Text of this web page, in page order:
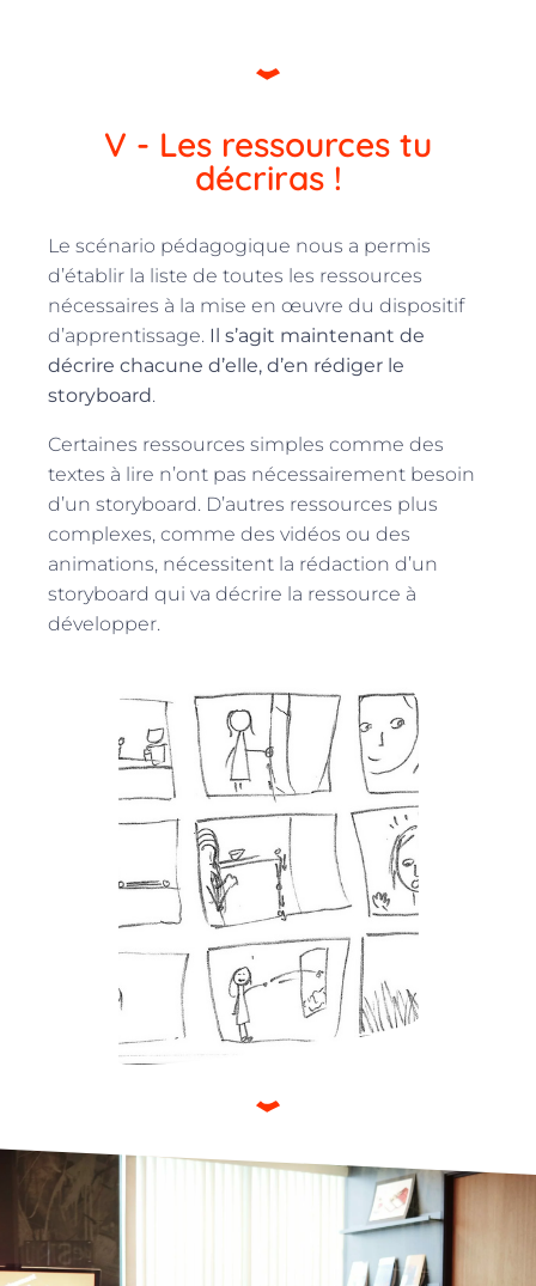
V - Les ressources tu
décriras !
Le scénario pédagogique nous a permis
d’établir la liste de toutes les ressources
nécessaires à la mise en œuvre du dispositif
d’apprentissage. Il s’agit maintenant de
décrire chacune d’elle, d’en rédiger le
storyboard.
Certaines ressources simples comme des
textes à lire n’ont pas nécessairement besoin
d’un storyboard. D’autres ressources plus
complexes, comme des vidéos ou des
animations, nécessitent la rédaction d’un
storyboard qui va décrire la ressource à
développer.